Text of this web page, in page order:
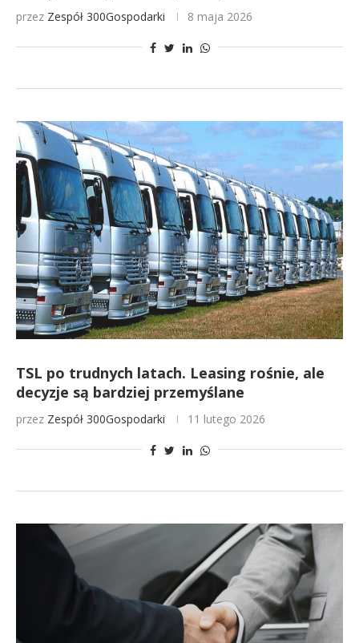
przez Zespół 300Gospodarki 8 maja 2026
TSL po trudnych latach. Leasing rośnie, ale
decyzje są bardziej przemyślane
przez Zespół 300Gospodarki 11 lutego 2026